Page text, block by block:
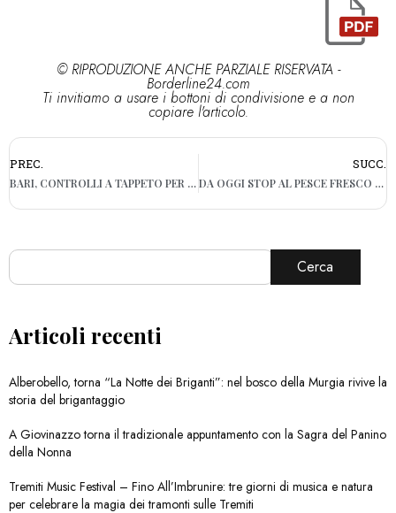
© RIPRODUZIONE ANCHE PARZIALE RISERVATA -
Borderline24.com
Ti invitiamo a usare i bottoni di condivisione e a non
copiare l'articolo.
PREC.
BARI, CONTROLLI A TAPPETO PER LE MISURE ANTI COVID: 104 LOCALI ISPEZIONATI, 5 MULTE
SUCC.
DA OGGI STOP AL PESCE FRESCO IN TAVOLA, SCATTA IL FERMO DELLA PESCA ANCHE IN PUGLIA
Cerca
Articoli recenti
Alberobello, torna “La Notte dei Briganti”: nel bosco della Murgia rivive la
storia del brigantaggio
A Giovinazzo torna il tradizionale appuntamento con la Sagra del Panino
della Nonna
Tremiti Music Festival – Fino All’Imbrunire: tre giorni di musica e natura
per celebrare la magia dei tramonti sulle Tremiti